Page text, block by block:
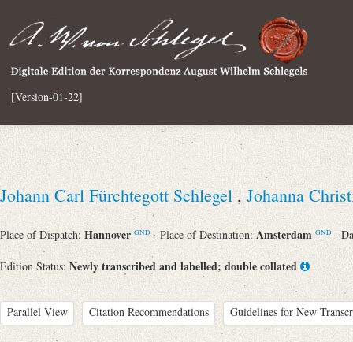
[Version-01-22]
Johann Carl Fürchtegott Schlegel , Johanna
Place of Dispatch: Hannover GND · Place of Destination: Amsterdam GND ·
Edition Status: Newly transcribed and labelled; double collated
Parallel View Citation Recommendations Guidelines for New